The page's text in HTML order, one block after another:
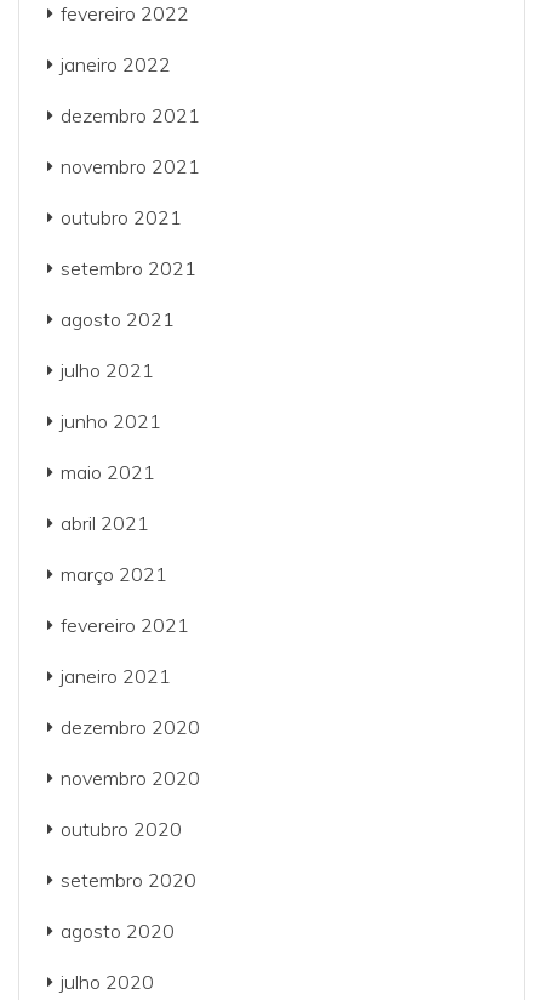
fevereiro 2022
janeiro 2022
dezembro 2021
novembro 2021
outubro 2021
setembro 2021
agosto 2021
julho 2021
junho 2021
maio 2021
abril 2021
março 2021
fevereiro 2021
janeiro 2021
dezembro 2020
novembro 2020
outubro 2020
setembro 2020
agosto 2020
julho 2020